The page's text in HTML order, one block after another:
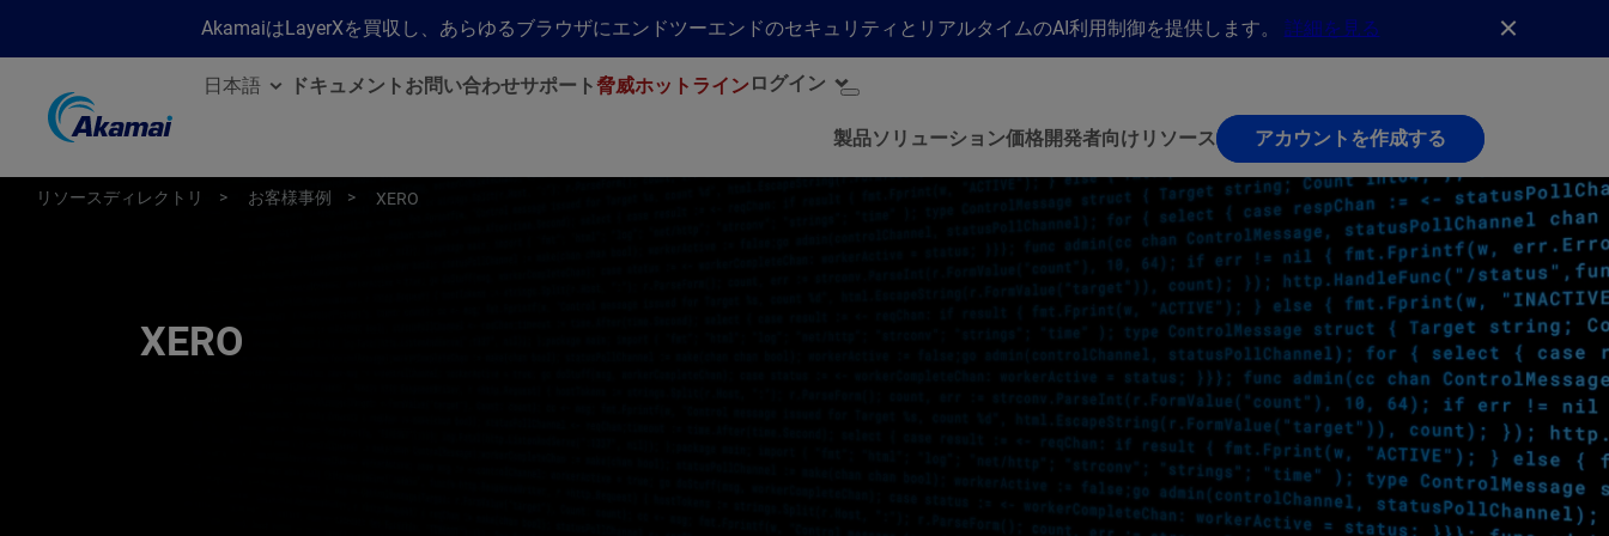
AkamaiはLayerXを買収し、あらゆるブラウザにエンドツーエンドのセキュリティとリアルタイムのAI利用制御を提供します。 詳細を見る
日本語 ドキュメント お問い合わせサポート脅威ホットライン ログイン
製品ソリューション価格開発者向け リソース アカウントを作成する
リソースディレクトリ お客様事例 XERO
XERO